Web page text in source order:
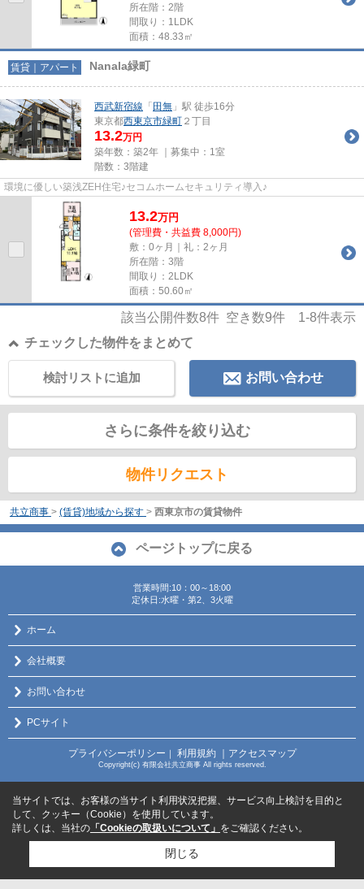
所在階：2階
間取り：1LDK
面積：48.33㎡
賃貸｜アパート Nanala緑町
西武新宿線 「 田無 」駅 徒歩16分
東京都西東京市緑町 ２丁目
13.2万円
築年数：築2年 ｜募集中： 1室
階数：3階建
環境に優しい築浅ZEH住宅♪セコムホームセキュリティ導入♪
13.2万円
(管理費・共益費 8,000円)
敷：0ヶ月｜礼：2ヶ月
所在階：3階
間取り：2LDK
面積：50.60㎡
該当公開件数8件 空き数9件 1-8件表示
チェックした物件をまとめて
お問い合わせ
検討リストに追加
さらに条件を絞り込む
物件リクエスト
共立商事 > (賃貸)地域から探す > 西東京市の賃貸物件
ページトップに戻る
営業時間:10：00～18:00
定休日:水曜・第2、3火曜
ホーム
会社概要
お問い合わせ
PCサイト
プライバシーポリシー ｜ 利用規約 ｜アクセスマップ
Copyright(c) 有限会社共立商事 All rights reserved.
当サイトでは、お客様の当サイト利用状況把握、サービス向上検討を目的と
して、クッキー（Cookie）を使用しています。
詳しくは、当社の 「Cookieの取扱いについて」 をご確認ください。
閉じる